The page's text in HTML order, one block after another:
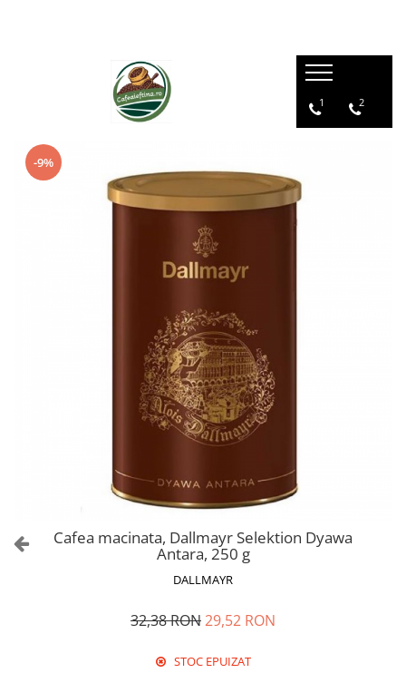
1 2
-9%
Cafea macinata, Dallmayr Selektion Dyawa
Antara, 250 g
DALLMAYR
32,38 RON29,52 RON
STOC EPUIZAT